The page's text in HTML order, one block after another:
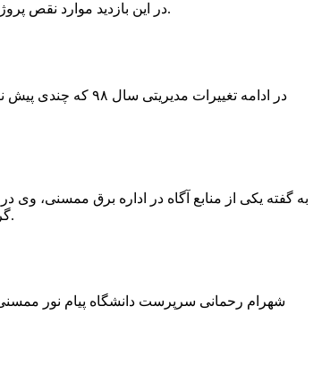
در این بازدید موارد نقص پروژه توسط عوامل فنی مشخص و جهت رفع نقص برای رسیدن به مرحله تجهیز کتابخانه به مهران ضرغامی واگذار گردید که در اسرع وقت کار تحویل گردد.
در ادامه
به گفته یکی از منابع آگاه در اداره برق ممسنی، وی
گرفتگی شدید شد و جهت درمان به شیراز انتقال یافت.به گفته این منبع آگاه ؛ متاسفانه هر دو دست این نیروی کار به دلیل سوختگی شدید قطع شده است.